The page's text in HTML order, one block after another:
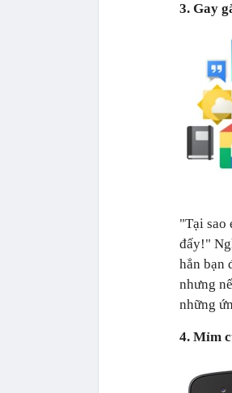
3. Gay
"Tại sao
đấy!"
hẳn bạn
nhưng
những
4. Mỉm